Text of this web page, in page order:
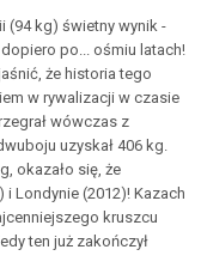
(94 kg) świetny wynik -
po... ośmiu latach!
że historia tego
w rywalizacji w czasie
wówczas z
uzyskał 406 kg.
okazało się, że
Londynie (2012)! Kazach
kruszcu
ten już zakończył